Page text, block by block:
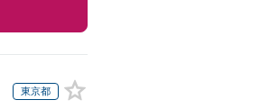
東京都